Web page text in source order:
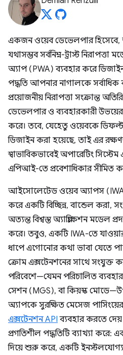
একজন ওয়েব ডেভেলপার হিসেবে,
যথাসম্ভব সর্বনিম্ন-ট্রাস্ট নিরাপত্তা
অ্যাপ (PWA) ব্যবহার করে
পদ্ধতি আপনার নাগালকে সর্বাধিক
প্রয়োজনীয় নিরাপত্তা সংক্রান্ত
ডেভেলপার ও ব্যবহারকারী উভয়ের
করে। তবে, যেহেতু ওয়েবকে
ডিজাইন করা হয়েছে, তাই এর
স্বাভাবিকভাবেই অপারেটিং
এপিআই-তে প্রবেশাধিকার সীমিত
আইসোলেটেড ওয়েব অ্যাপস (IWA)
করে একটি বিচ্ছিন্ন, বান্ডেল করা,
অত্যন্ত বিশ্বস্ত অ্যাপ্লিকেশন মডেল
করে। তবুও, একটি IWA-তে
ধাপে এগোনোর কথা ভাবা যেতে
ক্রোম এক্সটেনশনের সাথে সংযুক্ত
পরিবেশে—যেমন পরিচালিত
সেশন (MGS), বা কিয়স্ক
অ্যাপকে সুরক্ষিত মেসেজ
এক্সটেনশন API ব্যবহার করতে দেয়।
প্রগতিশীল পদ্ধতিটি ব্যাখ্যা করে:
দিয়ে শুরু করে, একটি